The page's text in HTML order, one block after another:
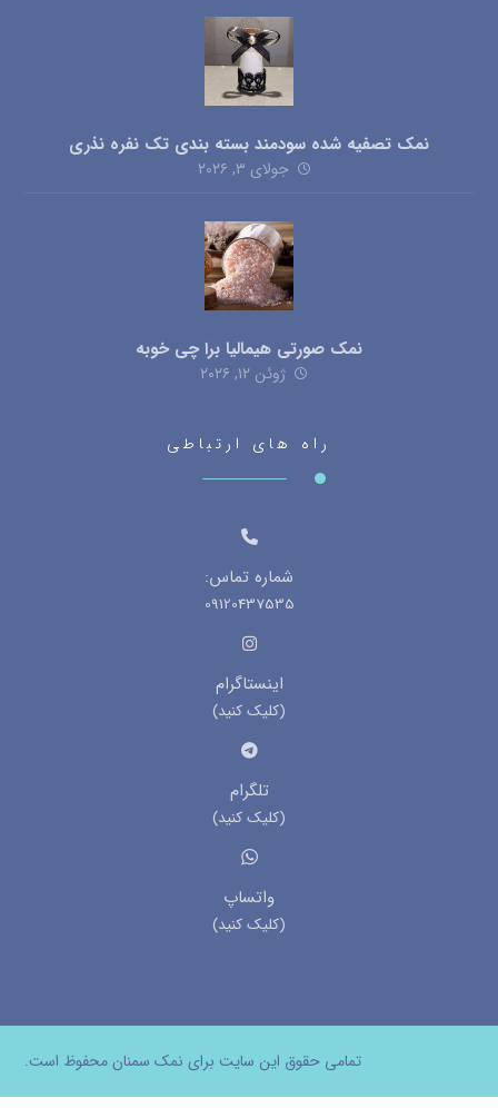
نمک تصفیه شده سودمند بسته بندی تک نفره نذری
جولای ۳, ۲۰۲۶
نمک صورتی هیمالیا برا چی خوبه
ژوئن ۱۲, ۲۰۲۶
راه های ارتباطی
شماره تماس:
09120437535
اینستاگرام
(کلیک کنید)
تلگرام
(کلیک کنید)
واتساپ
(کلیک کنید)
تمامی حقوق این سایت برای نمک سمنان محفوظ است.